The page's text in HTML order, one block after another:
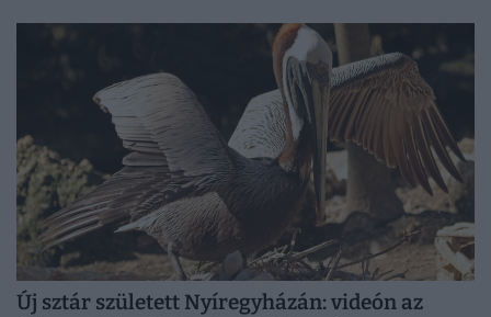
Új sztár született Nyíregyházán: videón az